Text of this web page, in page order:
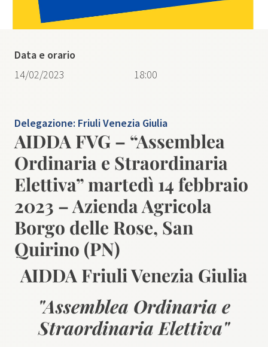
Delegazione: Friuli Venezia Giulia
AIDDA FVG – “Assemblea
Ordinaria e Straordinaria
Elettiva” martedì 14 febbraio
2023 – Azienda Agricola
Borgo delle Rose, San
Quirino (PN)
AIDDA Friuli Venezia Giulia
"Assemblea Ordinaria e
Straordinaria Elettiva"
Data e orario
14/02/2023
18:00